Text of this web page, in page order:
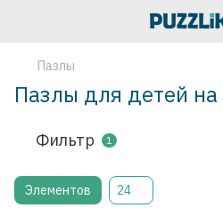
Пазлы
Пазлы для детей
Фильтр 1
Элементов 24